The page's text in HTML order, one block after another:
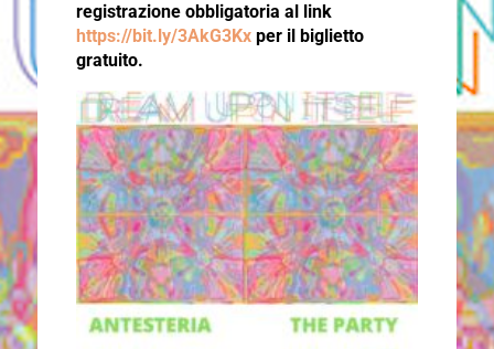
registrazione obbligatoria al link
https://bit.ly/3AkG3Kx per il biglietto
gratuito.